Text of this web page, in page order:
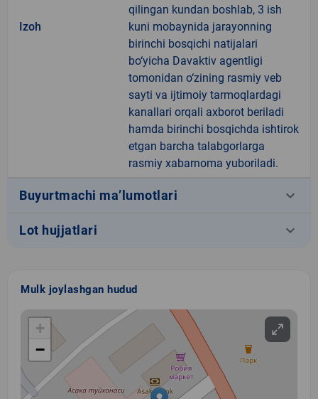
Izoh
qilingan kundan boshlab, 3 ish
kuni mobaynida jarayonning
birinchi bosqichi natijalari
bo‘yicha Davaktiv agentligi
tomonidan o‘zining rasmiy veb
sayti va ijtimoiy tarmoqlardagi
kanallari orqali axborot beriladi
hamda birinchi bosqichda ishtirok
etgan barcha talabgorlarga
rasmiy xabarnoma yuboriladi.
Buyurtmachi ma’lumotlari keyboard_arrow_down
Lot hujjatlari keyboard_arrow_down
Mulk joylashgan hudud
+
−